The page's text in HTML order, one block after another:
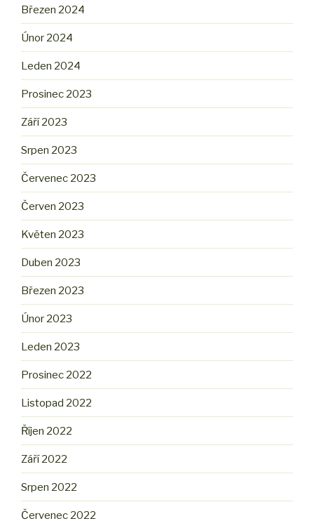
Březen 2024
Únor 2024
Leden 2024
Prosinec 2023
Září 2023
Srpen 2023
Červenec 2023
Červen 2023
Květen 2023
Duben 2023
Březen 2023
Únor 2023
Leden 2023
Prosinec 2022
Listopad 2022
Říjen 2022
Září 2022
Srpen 2022
Červenec 2022